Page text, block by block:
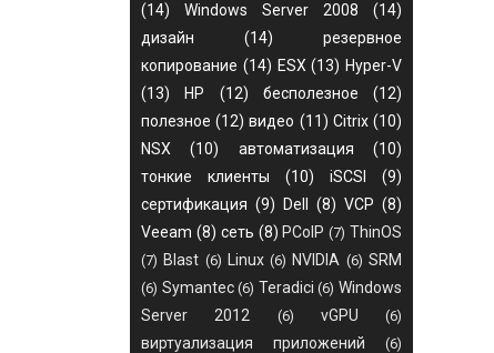
(14)
Windows Server 2008
(14)
дизайн
(14)
резервное
копирование (14) ESX (13) Hyper-V
(13)
HP (12) бесполезное
(12)
полезное (12) видео (11) Citrix (10)
NSX
(10) автоматизация
(10)
тонкие клиенты
(10) iSCSI
(9)
сертификация (9) Dell (8) VCP (8)
Veeam (8) сеть (8) PCoIP (7) ThinOS
(7) Blast (6) Linux (6) NVIDIA (6) SRM
(6) Symantec (6) Teradici (6) Windows
Server 2012
(6) vGPU (6)
виртуализация приложений (6)